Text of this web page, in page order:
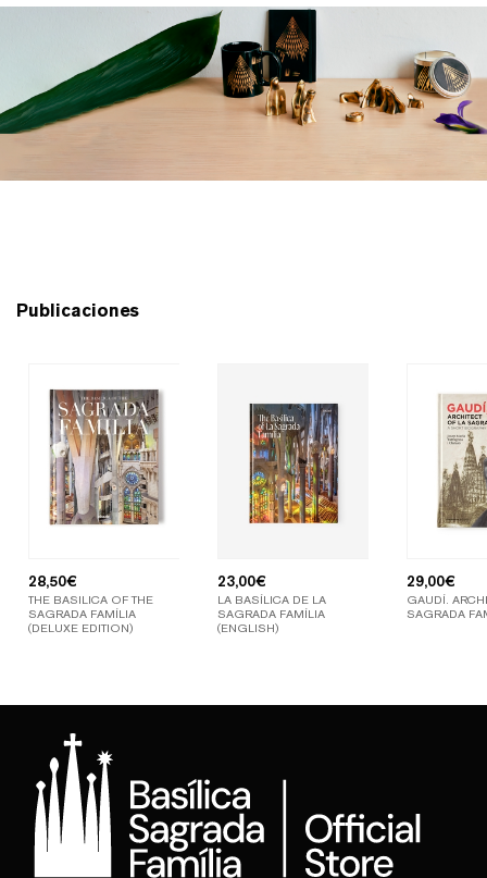
Publicaciones
28,50€
THE BASILICA OF THE
SAGRADA FAMÍLIA
(DELUXE EDITION)
23,00€
LA BASÍLICA DE LA
SAGRADA FAMÍLIA
(ENGLISH)
29,00€
GAUDÍ.
SAGRADA